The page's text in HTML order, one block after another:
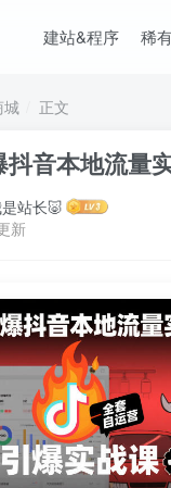
建站&程序 稀
城 正文
音本地流量
站长🐷
新